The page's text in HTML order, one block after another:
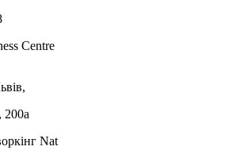
Centre
200а
Nat